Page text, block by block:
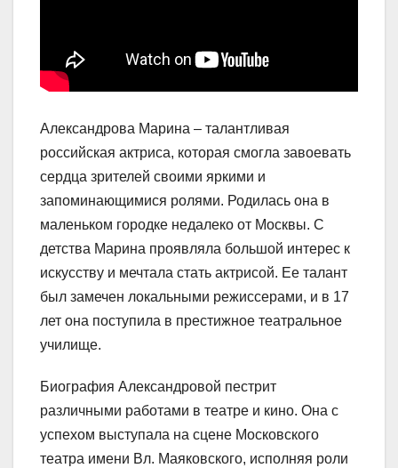
Александрова Марина – талантливая
российская актриса, которая смогла завоевать
сердца зрителей своими яркими и
запоминающимися ролями. Родилась она в
маленьком городке недалеко от Москвы. С
детства Марина проявляла большой интерес к
искусству и мечтала стать актрисой. Ее талант
был замечен локальными режиссерами, и в 17
лет она поступила в престижное театральное
училище.
Биография Александровой пестрит
различными работами в театре и кино. Она с
успехом выступала на сцене Московского
театра имени Вл. Маяковского, исполняя роли